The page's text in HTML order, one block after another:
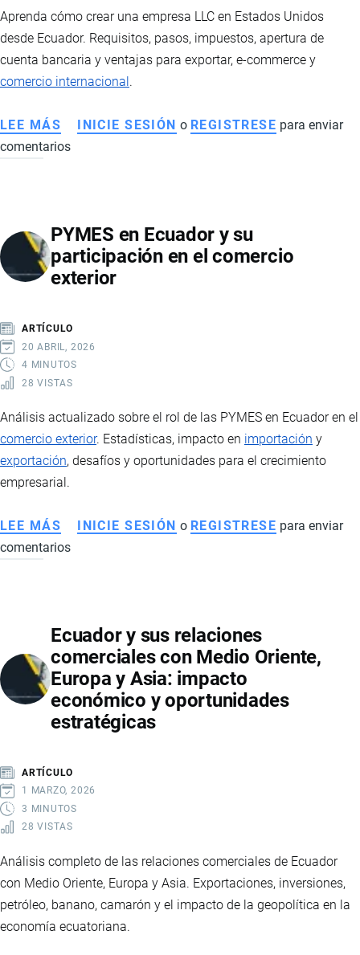
Aprenda cómo crear una empresa LLC en Estados Unidos
desde Ecuador. Requisitos, pasos, impuestos, apertura de
cuenta bancaria y ventajas para exportar, e-commerce y
comercio internacional.
LEE MÁS SOBRE
CÓMO
EN
EE.UU.
DESDE
PARA
COMERCIO
INTERNACIONAL
INICIE SESIÓN o REGISTRESE para enviar
comentarios
PYMES en Ecuador y su
participación en el comercio
exterior
ARTÍCULO
20 ABRIL, 2026
4 MINUTOS
28 VISTAS
Análisis actualizado sobre el rol de las PYMES en Ecuador en el
comercio exterior. Estadísticas, impacto en importación y
exportación, desafíos y oportunidades para el crecimiento
empresarial.
LEE MÁS SOBRE
PYMES
SU
PARTICIPACIÓN
EN
EL
COMERCIO
INICIE SESIÓN o REGISTRESE para enviar
comentarios
Ecuador y sus relaciones
comerciales con Medio Oriente,
Europa y Asia: impacto
económico y oportunidades
estratégicas
ARTÍCULO
1 MARZO, 2026
3 MINUTOS
28 VISTAS
Análisis completo de las relaciones comerciales de Ecuador
con Medio Oriente, Europa y Asia. Exportaciones, inversiones,
petróleo, banano, camarón y el impacto de la geopolítica en la
economía ecuatoriana.